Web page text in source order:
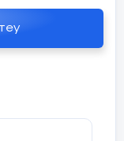
языковые